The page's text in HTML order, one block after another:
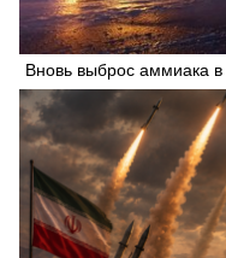
Вновь выброс аммиака